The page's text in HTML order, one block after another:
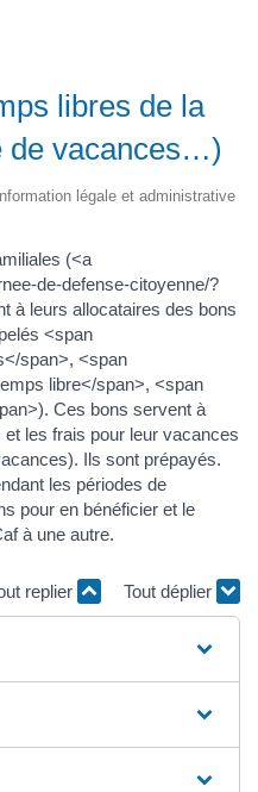
libres de la
de vacances…)
légale et administrative
(<a
de-defense-citoyenne/?
à leurs allocataires des bons
<span
span>, <span
libre</span>, <span
Ces bons servent à
les frais pour leur vacances
Ils sont prépayés.
les périodes de
pour en bénéficier et le
à une autre.
replier Tout déplier